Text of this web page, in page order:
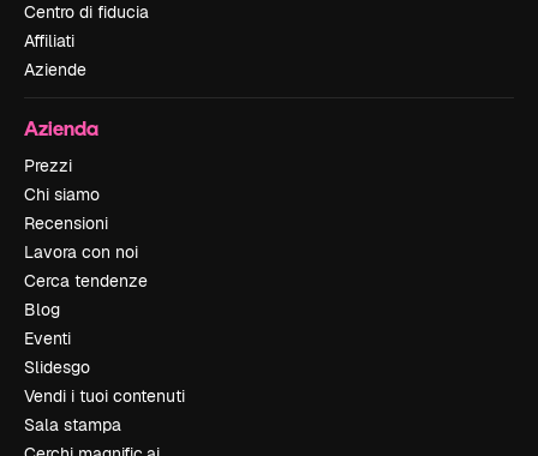
Centro di fiducia
Affiliati
Aziende
Azienda
Prezzi
Chi siamo
Recensioni
Lavora con noi
Cerca tendenze
Blog
Eventi
Slidesgo
Vendi i tuoi contenuti
Sala stampa